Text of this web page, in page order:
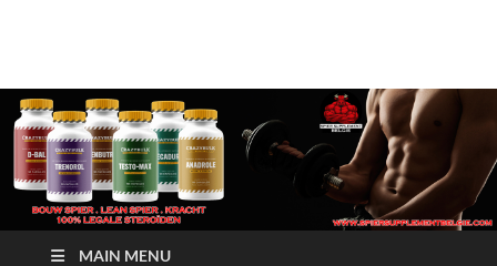
Crazy Bulk Belgium |
Koop Crazy Bulk
Legale Steroïden in
België
MAIN MENU